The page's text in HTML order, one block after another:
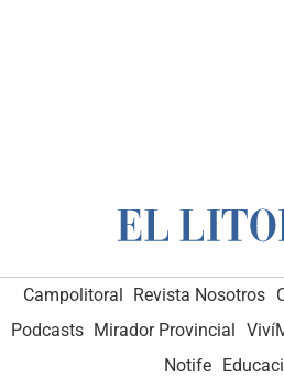
Campolitoral Revista Nosotros
Podcasts Mirador Provincial
Notife